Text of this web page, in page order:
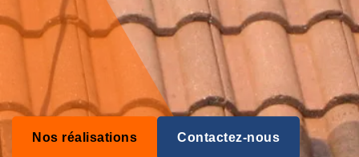
Nos réalisations Contactez-nous